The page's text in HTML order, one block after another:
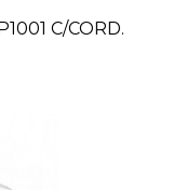
C/CORD.